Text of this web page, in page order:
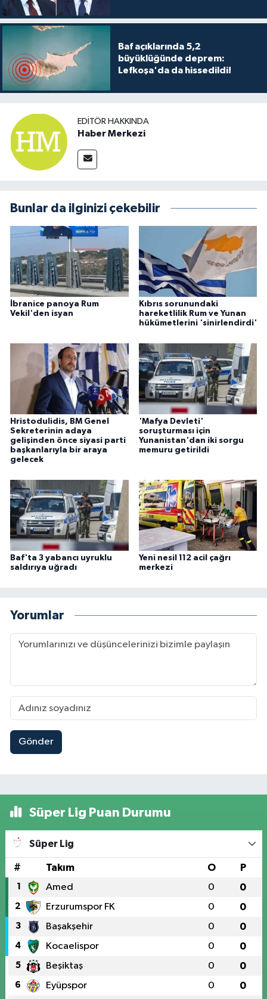
Baf açıklarında 5,2
büyüklüğünde deprem:
Lefkoşa'da da hissedildi!
EDITÖR HAKKINDA
Haber Merkezi
Bunlar da ilginizi çekebilir
İbranice panoya Rum
Vekil'den isyan
Kıbrıs sorunundaki
hareketlilik Rum ve Yunan
hükümetlerini 'sinirlendirdi'
Hristodulidis, BM Genel
Sekreterinin adaya
gelişinden önce siyasi parti
başkanlarıyla bir araya
gelecek
'Mafya Devleti'
soruşturması için
Yunanistan'dan iki sorgu
memuru getirildi
Baf'ta 3 yabancı uyruklu
saldırıya uğradı
Yeni nesil 112 acil çağrı
merkezi
Yorumlar
Gönder
Süper Lig Puan Durumu
Süper Lig
# Takım O P
1 Amed 0 0
2 Erzurumspor FK 0 0
3 Başakşehir 0 0
4 Kocaelispor 0 0
5 Beşiktaş 0 0
6 Eyüpspor 0 0